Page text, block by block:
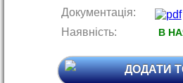
Документація:
Наявність:
В
ДОДАТИ